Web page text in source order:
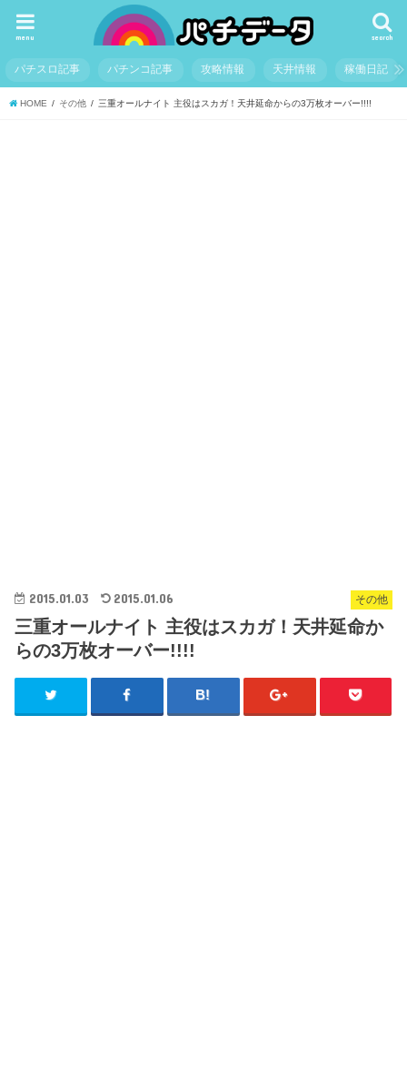
search
menu
パチスロ記事 パチンコ記事 攻略情報 天井情報 稼働日記
HOME その他 三重オールナイト 主役はスカガ！天井延命からの3万枚オーバー!!!!
その他
2015.01.03 2015.01.06
三重オールナイト 主役はスカガ！天井延命か
らの3万枚オーバー!!!!